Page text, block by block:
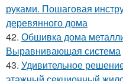
руками. Пошаговая
деревянного дома
42. Обшивка дома
Выравнивающая система
43. Удивительное